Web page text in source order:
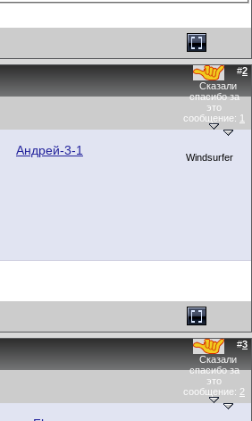
#2
Сказали
спасибо за
это
сообщение: 1
Андрей-3-1 Windsurfer
#3
Сказали
спасибо за
это
сообщение: 2